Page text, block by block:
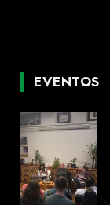
EVENTOS